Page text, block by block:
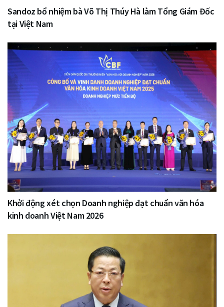
Sandoz bổ nhiệm bà Võ Thị Thúy Hà làm Tổng Giám Đốc
tại Việt Nam
Khởi động xét chọn Doanh nghiệp đạt chuẩn văn hóa
kinh doanh Việt Nam 2026